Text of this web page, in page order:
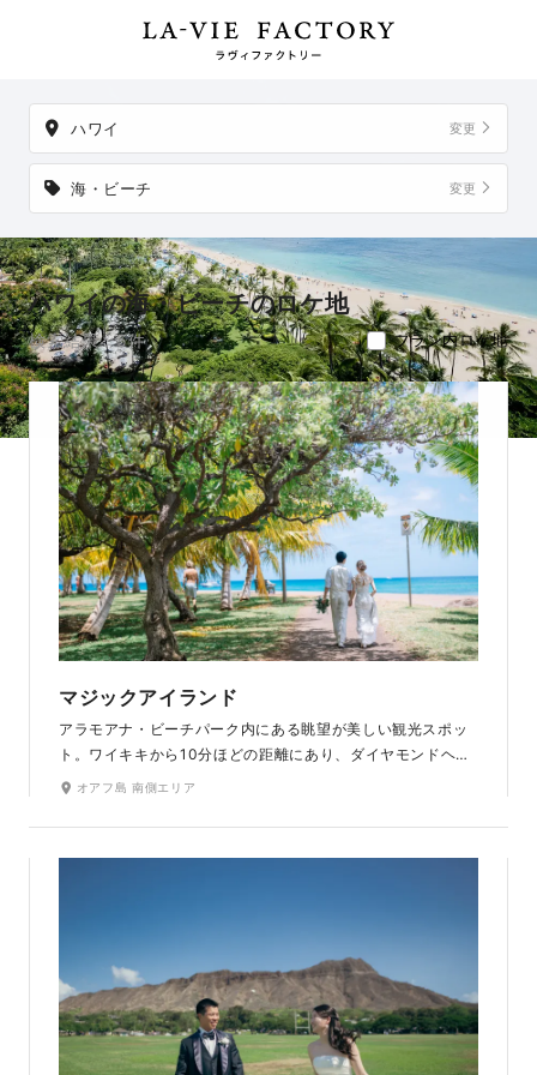
出張撮影も可能です。
ハワイ 変更
海・ビーチ 変更
ハワイの海・ビーチのロケ地
検索結果：5件 プラン内ロケ地
マジックアイランド
アラモアナ・ビーチパーク内にある眺望が美しい観光スポッ
ト。ワイキキから10分ほどの距離にあり、ダイヤモンドヘッ
ドを遠縁に望みながら美しいビーチと緑の公園での撮影が楽
の前に沈んでいく夕日を眺めながら、昼と夜が溶け合うよう
なロマンチックな写真が撮影できます。
オアフ島 南側エリア